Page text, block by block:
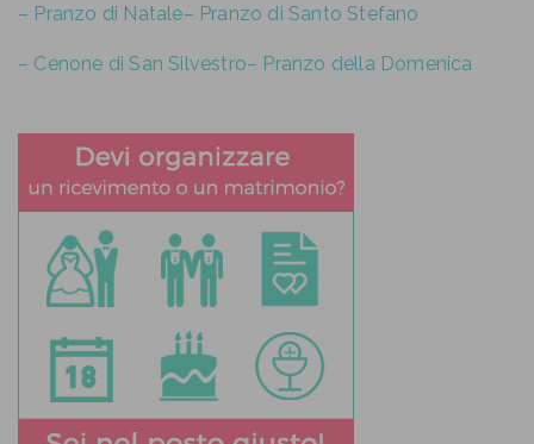
– Pranzo di Natale– Pranzo di Santo Stefano
– Cenone di San Silvestro– Pranzo della Domenica